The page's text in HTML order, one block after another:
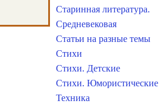
Старинная литература.
Средневековая
Статьи на разные темы
Стихи
Стихи. Детские
Стихи. Юмористические
Техника